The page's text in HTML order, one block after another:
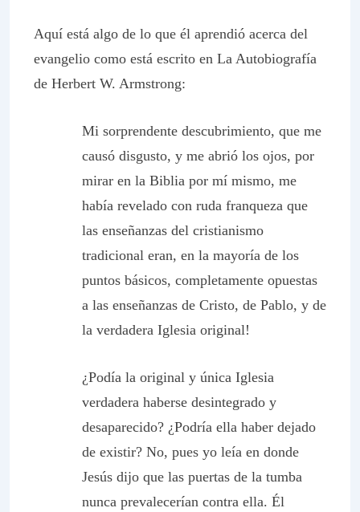
Aquí está algo de lo que él aprendió acerca del
evangelio como está escrito en La Autobiografía
de Herbert W. Armstrong:
Mi sorprendente descubrimiento, que me
causó disgusto, y me abrió los ojos, por
mirar en la Biblia por mí mismo, me
había revelado con ruda franqueza que
las enseñanzas del cristianismo
tradicional eran, en la mayoría de los
puntos básicos, completamente opuestas
a las enseñanzas de Cristo, de Pablo, y de
la verdadera Iglesia original!
¿Podía la original y única Iglesia
verdadera haberse desintegrado y
desaparecido? ¿Podría ella haber dejado
de existir? No, pues yo leía en donde
Jesús dijo que las puertas de la tumba
nunca prevalecerían contra ella. Él